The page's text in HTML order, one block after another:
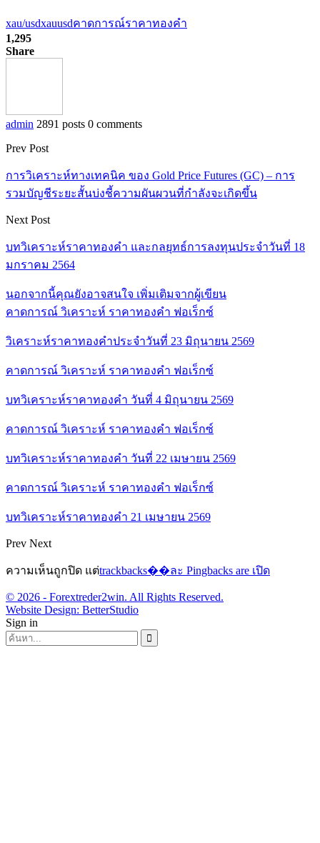
xau/usdxauusdคาดการณ์ราคาทองคำ
1,295
Share
admin 2891 posts 0 comments
Prev Post
การวิเคราะห์ทางเทคนิค ของ Gold Price Futures (GC) – การ
รวมบัญชีระยะสั้นบ่งชี้ความผันผวนที่กำลังจะเกิดขึ้น
Next Post
บทวิเคราะห์ราคาทองคำ และกลยุทธ์การลงทุนประจำวันที่ 18
มกราคม 2564
นอกจากนี้คุณยังอาจสนใจ เพิ่มเติมจากผู้เขียน
คาดการณ์ วิเคราะห์ ราคาทองคำ ฟอเร็กซ์
วิเคราะห์ราคาทองคำประจำวันที่ 23 มิถุนายน 2569
คาดการณ์ วิเคราะห์ ราคาทองคำ ฟอเร็กซ์
บทวิเคราะห์ราคาทองคำ วันที่ 4 มิถุนายน 2569
คาดการณ์ วิเคราะห์ ราคาทองคำ ฟอเร็กซ์
บทวิเคราะห์ราคาทองคำ วันที่ 22 เมษายน 2569
คาดการณ์ วิเคราะห์ ราคาทองคำ ฟอเร็กซ์
บทวิเคราะห์ราคาทองคำ 21 เมษายน 2569
Prev Next
ความเห็นถูกปิด แต่trackbacks��ละ Pingbacks are เปิด
© 2026 - Forextreder2win. All Rights Reserved.
Website Design: BetterStudio
Sign in